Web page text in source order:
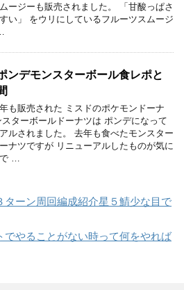
ージーも販売されました。 「甘酸っぱさ
い」 をウリにしているフルーツスムージ
ンデモンスターボール食レポと
も販売された ミスドのポケモンドーナ
ターボールドーナツは ポンデになって
ルされました。 去年も食べたモンスター
ナツですが リニューアルしたものが気に
…
ターン周回編成紹介星５鯖少な目で
でやることがない時って何をやれば